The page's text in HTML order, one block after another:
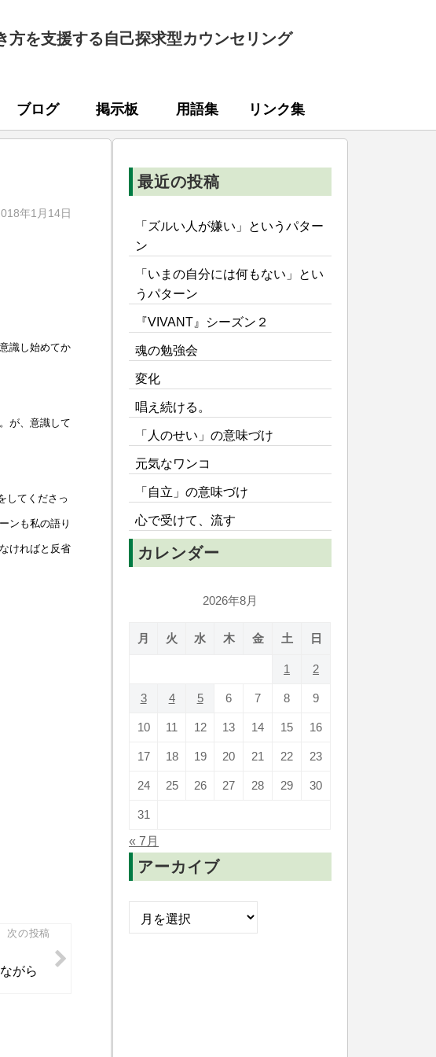
方を支援する自己探求型カウンセリング
ブログ 掲示板 用語集 リンク集
年1月14日
識し始めてか
が、意識して
してくださっ
ンも私の語り
ければと反省
次の投稿
がら
最近の投稿
「ズルい人が嫌い」というパター
ン
「いまの自分には何もない」とい
うパターン
『VIVANT』シーズン２
魂の勉強会
変化
唱え続ける。
「人のせい」の意味づけ
元気なワンコ
「自立」の意味づけ
心で受けて、流す
カレンダー
2026年8月
月 火 水 木 金 土 日
1 2
3 4 5 6 7 8 9
10 11 12 13 14 15 16
17 18 19 20 21 22 23
24 25 26 27 28 29 30
31
« 7月
アーカイブ
ー